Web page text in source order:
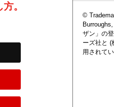
。
©
ザン」の
ーズ社と (
用されてい